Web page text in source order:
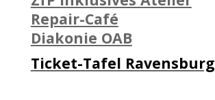
Repair-Café
Diakonie OAB
Ticket-Tafel Ravensburg